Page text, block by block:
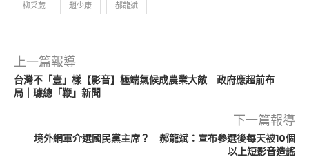
柳采葳 趙少康 郝龍斌
上一篇報導
台灣不「壹」樣【影音】極端氣候成農業大敵 政府應超前布
局｜璩總「鞭」新聞
下一篇報導
境外網軍介選國民黨主席？ 郝龍斌：宣布參選後每天被10個
以上短影音造謠